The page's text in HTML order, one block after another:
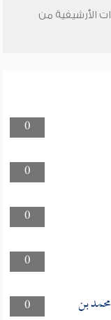
الأرشيفية من
0
0
0
0
0
بن